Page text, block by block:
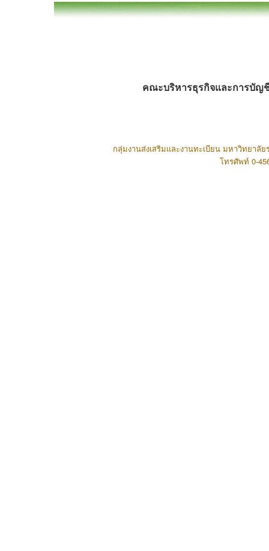
คณะบริหารธุรกิจและการบัญ
กลุ่มงานส่งเสริมและงานทะเบียน มหาวิทยาลั
โทรศัพท์ 0-